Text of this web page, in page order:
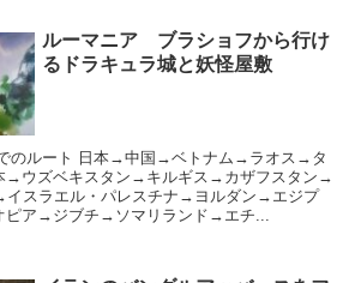
ルーマニア ブラショフから行け
るドラキュラ城と妖怪屋敷
のルート 日本→中国→ベトナム→ラオス→タ
ウズベキスタン→キルギス→カザフスタン→
スラエル・パレスチナ→ヨルダン→エジプ
ピア→ジブチ→ソマリランド→エチ...